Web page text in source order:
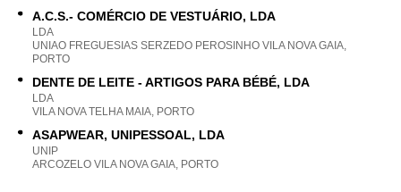
A.C.S.- COMÉRCIO DE VESTUÁRIO, LDA
LDA
UNIAO FREGUESIAS SERZEDO PEROSINHO VILA NOVA GAIA,
PORTO
DENTE DE LEITE - ARTIGOS PARA BÉBÉ, LDA
LDA
VILA NOVA TELHA MAIA, PORTO
ASAPWEAR, UNIPESSOAL, LDA
UNIP
ARCOZELO VILA NOVA GAIA, PORTO